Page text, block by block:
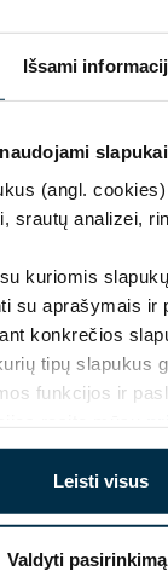
Išsami
slapukai
(angl.
srautų analizei,
kuriomis
su aprašymais ir
konkrečios
tipų slapukus
funkcijos ir
Leisti visus
Valdyti pasirinkimą
Artikulas